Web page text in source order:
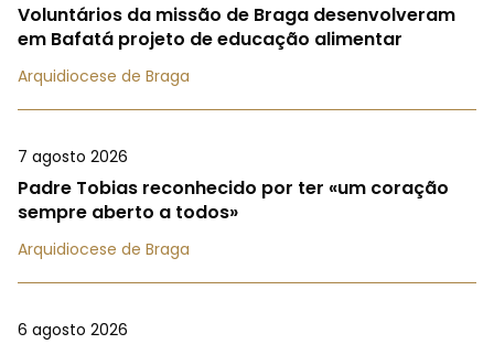
Voluntários da missão de Braga desenvolveram
em Bafatá projeto de educação alimentar
Arquidiocese de Braga
7 agosto 2026
Padre Tobias reconhecido por ter «um coração
sempre aberto a todos»
Arquidiocese de Braga
6 agosto 2026